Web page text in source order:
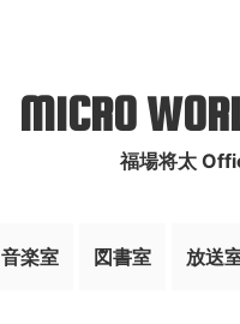
MICRO
福場将太
音楽室 図書室 放送